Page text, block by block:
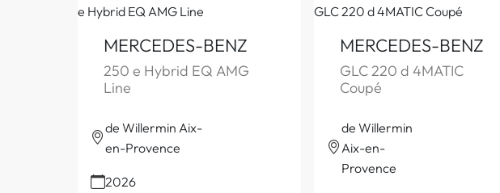
MERCEDES-BENZ
250 e Hybrid EQ AMG
Line
de Willermin Aix-
en-Provence
2026
MERCEDES-BENZ
GLC 220 d 4MATIC
Coupé
de Willermin
Aix-en-
Provence